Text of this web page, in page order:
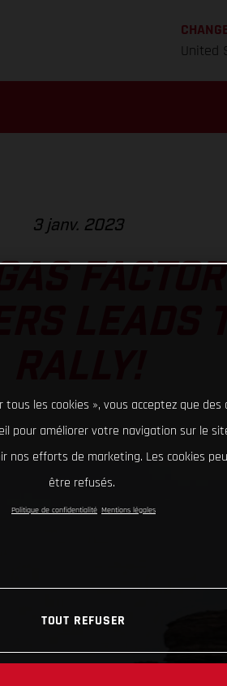
United
3 janv. 2023
LEADS
tous les cookies », vous acceptez que des
pour améliorer votre navigation sur le
nos efforts de marketing. Les cookies
être refusés.
Politique de confidentialité Mentions légales
TOUT REFUSER